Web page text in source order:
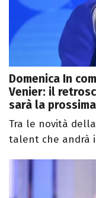
Domenica In
Venier: il
sarà la
Tra le novità
talent che andrà